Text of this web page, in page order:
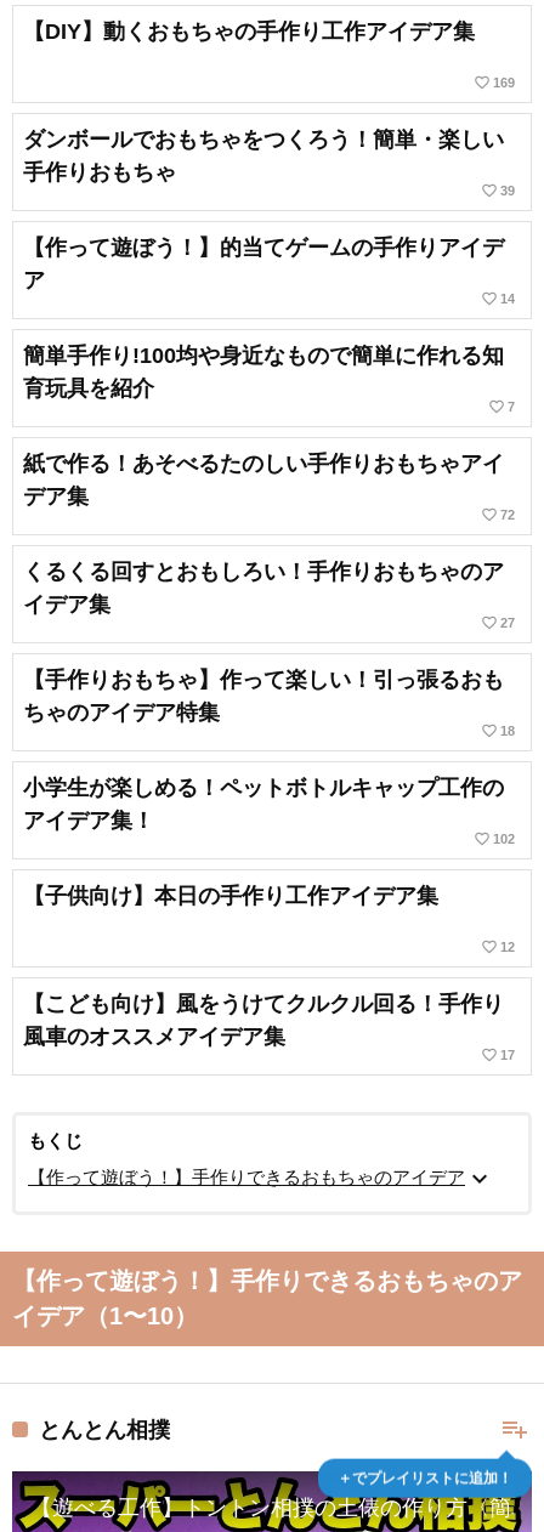
【DIY】動くおもちゃの手作り工作アイデア集
favorite_border 169
ダンボールでおもちゃをつくろう！簡単・楽しい
手作りおもちゃ
favorite_border 39
【作って遊ぼう！】的当てゲームの手作りアイデ
ア
favorite_border 14
簡単手作り!100均や身近なもので簡単に作れる知
育玩具を紹介
favorite_border 7
紙で作る！あそべるたのしい手作りおもちゃアイ
デア集
favorite_border 72
くるくる回すとおもしろい！手作りおもちゃのア
イデア集
favorite_border 27
【手作りおもちゃ】作って楽しい！引っ張るおも
ちゃのアイデア特集
favorite_border 18
小学生が楽しめる！ペットボトルキャップ工作の
アイデア集！
favorite_border 102
【子供向け】本日の手作り工作アイデア集
favorite_border 12
【こども向け】風をうけてクルクル回る！手作り
風車のオススメアイデア集
favorite_border 17
もくじ
【作って遊ぼう！】手作りできるおもちゃのアイデア expand_more
【作って遊ぼう！】手作りできるおもちゃのア
イデア（1〜10）
playlist_add
＋でプレイリストに追加！
とんとん相撲
【遊べる工作】トントン相撲の土俵の作り方〈簡